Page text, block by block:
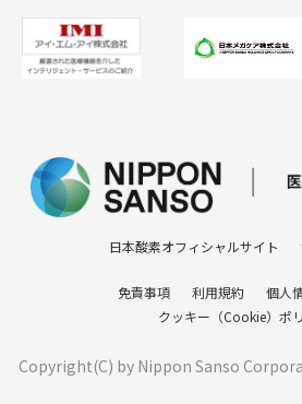
日本酸素オフィシャルサイト
免責事項 利用規約
個人
クッキー（Cookie）ポ
Copyright(C) by Nippon Sanso